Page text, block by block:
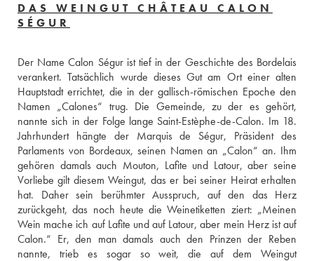
DAS WEINGUT CHÂTEAU CALON
SÉGUR
Der Name Calon Ségur ist tief in der Geschichte des Bordelais
verankert. Tatsächlich wurde dieses Gut am Ort einer alten
Hauptstadt errichtet, die in der gallisch-römischen Epoche den
Namen „Calones“ trug. Die Gemeinde, zu der es gehört,
nannte sich in der Folge lange Saint-Estèphe-de-Calon. Im 18.
Jahrhundert hängte der Marquis de Ségur, Präsident des
Parlaments von Bordeaux, seinen Namen an „Calon“ an. Ihm
gehören damals auch Mouton, Lafite und Latour, aber seine
Vorliebe gilt diesem Weingut, das er bei seiner Heirat erhalten
hat. Daher sein berühmter Ausspruch, auf den das Herz
zurückgeht, das noch heute die Weinetiketten ziert: „Meinen
Wein mache ich auf Lafite und auf Latour, aber mein Herz ist auf
Calon.“ Er, den man damals auch den Prinzen der Reben
nannte, trieb es sogar so weit, die auf dem Weingut